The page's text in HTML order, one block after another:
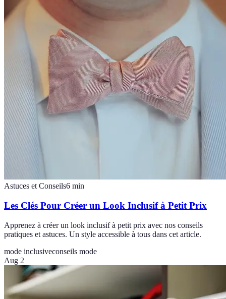
Astuces et Conseils6 min
Les Clés Pour Créer un Look Inclusif à Petit Prix
Apprenez à créer un look inclusif à petit prix avec nos conseils
pratiques et astuces. Un style accessible à tous dans cet article.
mode inclusiveconseils mode
Aug 2